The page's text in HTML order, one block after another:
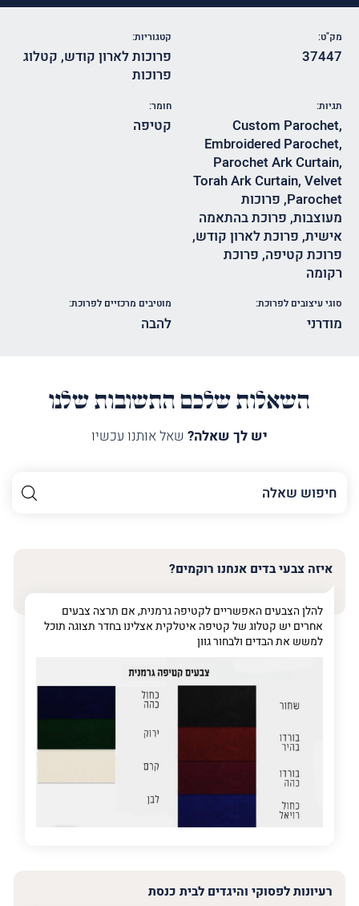
מק"ט:
37447
קטגוריות:
פרוכות לארון קודש, קטלוג
פרוכות
תגיות:
Custom Parochet,
Embroidered Parochet,
Parochet Ark Curtain,
Torah Ark Curtain,Velvet
Parochet
, פרוכות
מעוצבות, פרוכת בהתאמה
אישית, פרוכת לארון קודש,
פרוכת קטיפה, פרוכת
רקומה
חומר:
קטיפה
סוגי עיצובים לפרוכת:
מודרני
מוטיבים מרכזיים לפרוכת:
להבה
השאלות שלכם התשובות שלנו
יש לך שאלה? שאל אותנו עכשיו
השם
שלך
טלפון (חובה)
פרט על מה מדובר
איזה צבעי בדים אנחנו רוקמים?
להלן הצבעים האפשריים לקטיפה גרמנית, אם תרצה צבעים
אחרים יש קטלוג של קטיפה איטלקית אצלינו בחדר תצוגה תוכל
למשש את הבדים ולבחור גוון
רעיונות לפסוקי והיגדים לבית כנסת